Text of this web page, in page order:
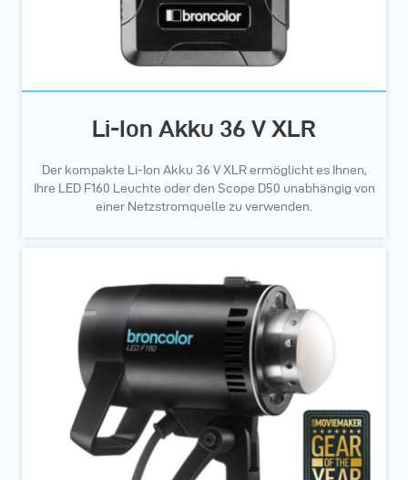
Li-Ion Akku 36 V XLR
Der kompakte Li-Ion Akku 36 V XLR ermöglicht es Ihnen,
Ihre LED F160 Leuchte oder den Scope D50 unabhängig von
einer Netzstromquelle zu verwenden.